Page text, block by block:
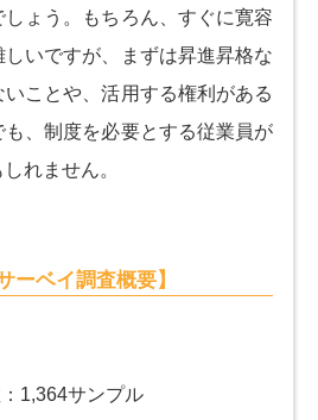
ょう。もちろん、すぐに寛容
いですが、まずは昇進昇格な
ことや、活用する権利がある
も、制度を必要とする従業員が
れません。
ーベイ調査概要】
1,364サンプル